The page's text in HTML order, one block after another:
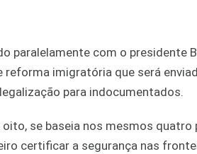
paralelamente com o presidente
imigratória que será
para indocumentados.
se baseia nos mesmos
certificar a segurança nas